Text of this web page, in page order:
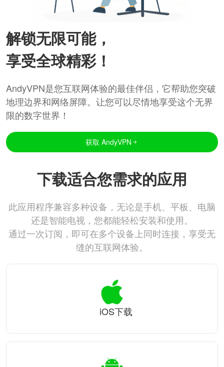
解锁无限可能，
享受全球精彩！
AndyVPN是您互联网体验的最佳伴侣，它帮助您突破
地理边界和网络屏障。让您可以尽情地享受这个无界
限的数字世界！
获取 AndyVPN
下载适合您需求的应用
此应用程序兼容多种设备，无论是手机、平板、电脑
还是智能电视，您都能轻松安装和使用。
通过一次订阅，即可在多个设备上同时连接，享受无
缝的互联网体验。
iOS下载